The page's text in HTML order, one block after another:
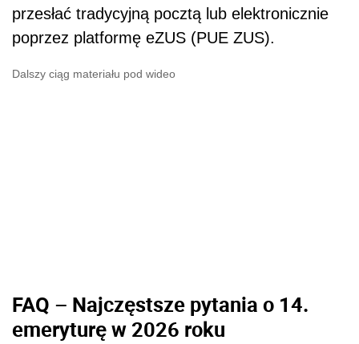
przesłać tradycyjną pocztą lub elektronicznie
poprzez platformę eZUS (PUE ZUS).
Dalszy ciąg materiału pod wideo
FAQ – Najczęstsze pytania o 14.
emeryturę w 2026 roku